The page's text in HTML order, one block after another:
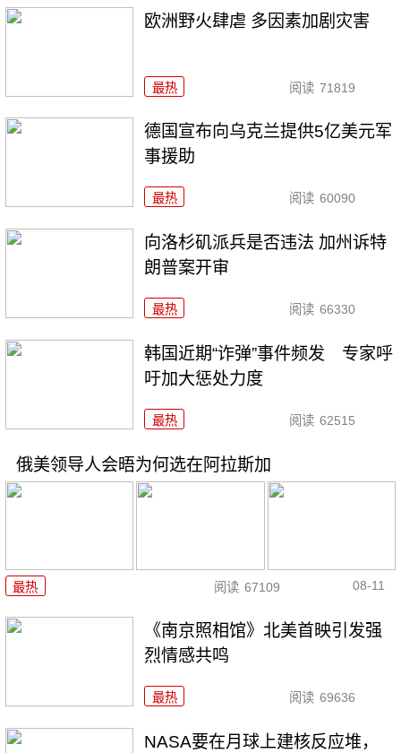
欧洲野火肆虐 多因素加剧灾害
最热 阅读 71819
德国宣布向乌克兰提供5亿美元军
事援助
最热 阅读 60090
向洛杉矶派兵是否违法 加州诉特
朗普案开审
最热 阅读 66330
韩国近期“诈弹”事件频发 专家呼
吁加大惩处力度
最热 阅读 62515
俄美领导人会晤为何选在阿拉斯加
最热 阅读 67109 08-11
《南京照相馆》北美首映引发强
烈情感共鸣
最热 阅读 69636
NASA要在月球上建核反应堆，